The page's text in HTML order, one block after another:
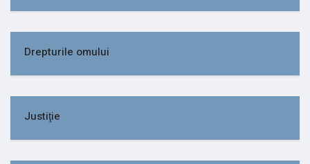
Drepturile omului
Justiţie